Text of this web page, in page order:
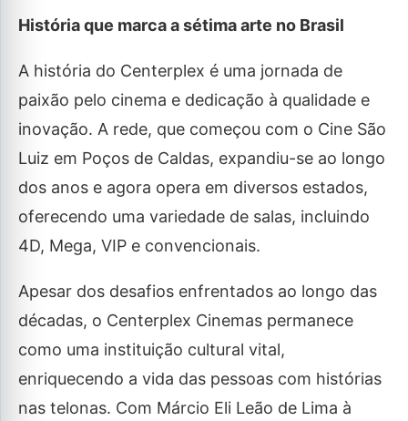
História que marca a sétima arte no Brasil
A história do Centerplex é uma jornada de
paixão pelo cinema e dedicação à qualidade e
inovação. A rede, que começou com o Cine São
Luiz em Poços de Caldas, expandiu-se ao longo
dos anos e agora opera em diversos estados,
oferecendo uma variedade de salas, incluindo
4D, Mega, VIP e convencionais.
Apesar dos desafios enfrentados ao longo das
décadas, o Centerplex Cinemas permanece
como uma instituição cultural vital,
enriquecendo a vida das pessoas com histórias
nas telonas. Com Márcio Eli Leão de Lima à